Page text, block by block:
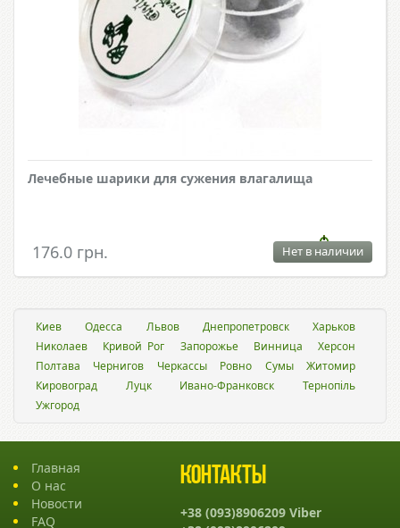
Лечебные шарики для сужения влагалища
176.0 грн. Нет в наличии
Киев Одесса Львов Днепропетровск
Харьков
Николаев
Кривой Рог Запорожье Винница
Херсон
Полтава
Чернигов Черкассы Ровно Сумы
Житомир
Кировоград
Луцк Ивано-Франковск
Тернопіль
Ужгород
Главная
О нас
Новости
FAQ
Контакты
+38 (093)8906209 Viber